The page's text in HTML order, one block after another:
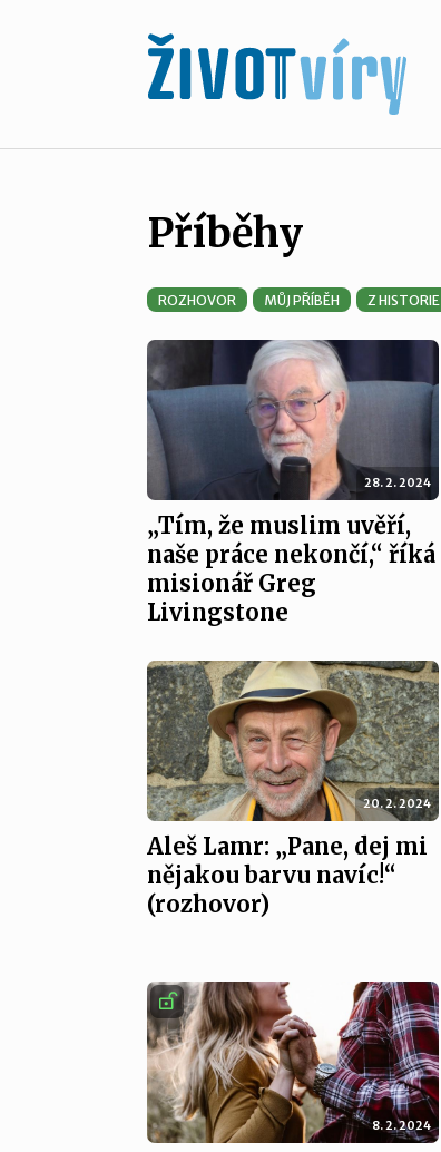
Příběhy
ROZHOVOR MŮJ PŘÍBĚH Z HISTORIE
28. 2. 2024
„Tím, že muslim uvěří,
naše práce nekončí,“ říká
misionář Greg
Livingstone
20. 2. 2024
Aleš Lamr: „Pane, dej mi
nějakou barvu navíc!“
(rozhovor)
8. 2. 2024